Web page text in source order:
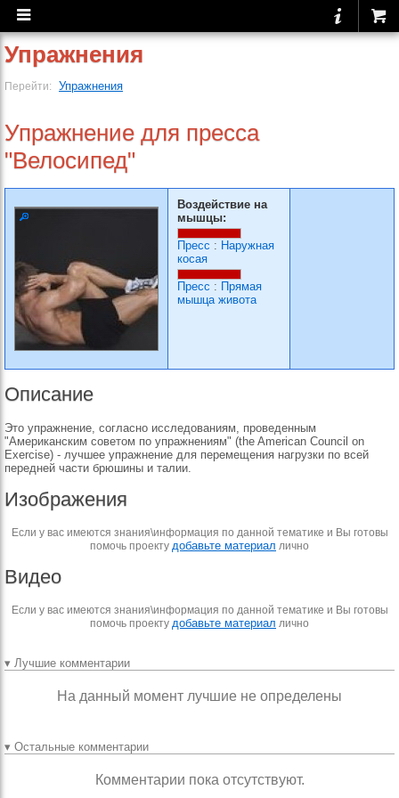
Упражнения
Перейти: Упражнения
Упражнение для пресса
"Велосипед"
Воздействие на
мышцы:
Пресс : Наружная
косая
Пресс : Прямая
мышца живота
Описание
Это упражнение, согласно исследованиям, проведенным
"Американским советом по упражнениям" (the American Council on
Exercise) - лучшее упражнение для перемещения нагрузки по всей
передней части брюшины и талии.
Изображения
Если у вас имеются знания\информация по данной тематике и Вы готовы
помочь проекту добавьте материал лично
Видео
Если у вас имеются знания\информация по данной тематике и Вы готовы
помочь проекту добавьте материал лично
▾ Лучшие комментарии
На данный момент лучшие не определены
▾ Остальные комментарии
Комментарии пока отсутствуют.